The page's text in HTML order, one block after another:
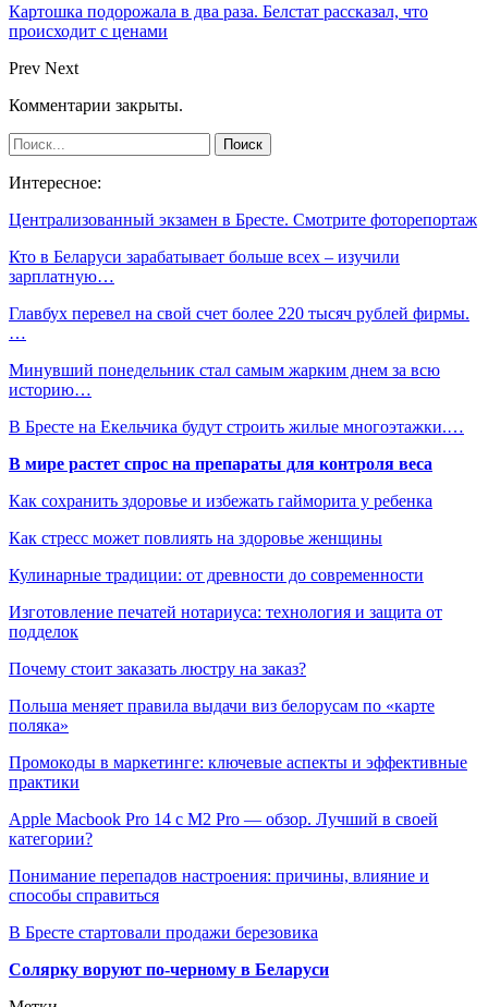
Картошка подорожала в два раза. Белстат рассказал, что
происходит с ценами
Prev Next
Комментарии закрыты.
Интересное:
Централизованный экзамен в Бресте. Смотрите фоторепортаж
Кто в Беларуси зарабатывает больше всех – изучили
зарплатную…
Главбух перевел на свой счет более 220 тысяч рублей фирмы.
…
Минувший понедельник стал самым жарким днем за всю
историю…
В Бресте на Екельчика будут строить жилые многоэтажки.…
В мире растет спрос на препараты для контроля веса
Как сохранить здоровье и избежать гайморита у ребенка
Как стресс может повлиять на здоровье женщины
Кулинарные традиции: от древности до современности
Изготовление печатей нотариуса: технология и защита от
подделок
Почему стоит заказать люстру на заказ?
Польша меняет правила выдачи виз белорусам по «карте
поляка»
Промокоды в маркетинге: ключевые аспекты и эффективные
практики
Apple Macbook Pro 14 с M2 Pro — обзор. Лучший в своей
категории?
Понимание перепадов настроения: причины, влияние и
способы справиться
В Бресте стартовали продажи березовика
Солярку воруют по-черному в Беларуси